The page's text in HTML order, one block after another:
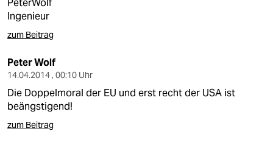
PeterWolf
Ingenieur
zum Beitrag
Peter Wolf
14.04.2014 , 00:10 Uhr
Die Doppelmoral der EU und erst recht der USA ist
beängstigend!
zum Beitrag